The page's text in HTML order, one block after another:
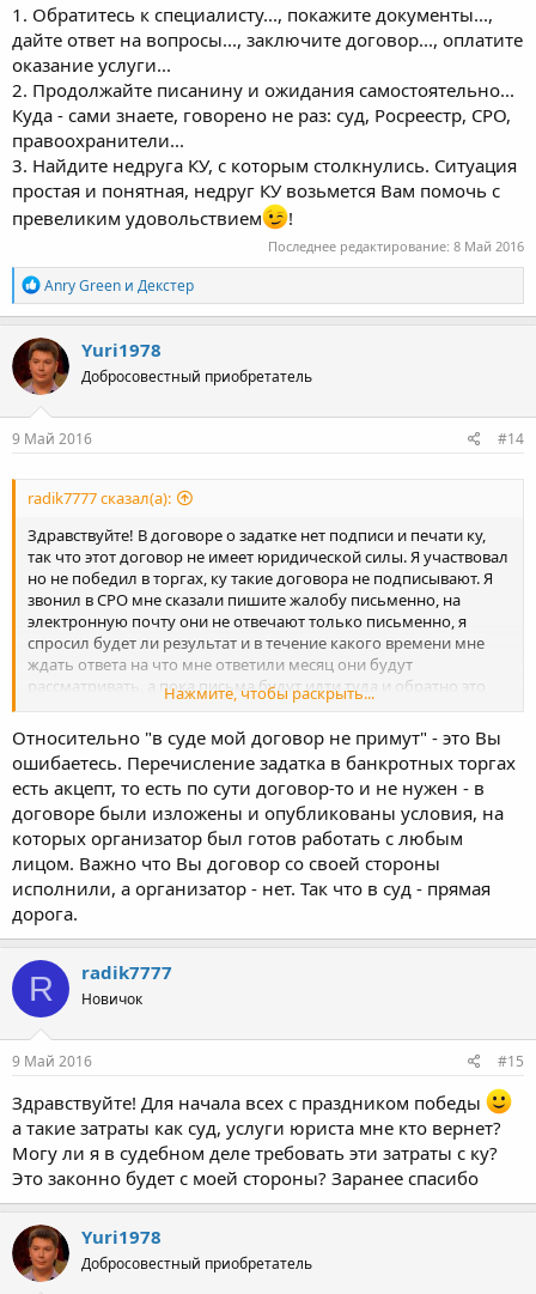
1. Обратитесь к специалисту..., покажите документы...,
дайте ответ на вопросы..., заключите договор..., оплатите
оказание услуги...
2. Продолжайте писанину и ожидания самостоятельно...
Куда - сами знаете, говорено не раз: суд, Росреестр, СРО,
правоохранители...
3. Найдите недруга КУ, с которым столкнулись. Ситуация
простая и понятная, недруг КУ возьмется Вам помочь с
превеликим удовольствием
!
Последнее редактирование: 8 Май 2016
Р
е
а
к
ц
и
и
:
Anry Green и Декстер
Yuri1978
Добросовестный приобретатель
9 Май 2016 #14
radik7777 сказал(а):
Здравствуйте! В договоре о задатке нет подписи и печати ку,
так что этот договор не имеет юридической силы. Я участвовал
но не победил в торгах, ку такие договора не подписывают. Я
звонил в СРО мне сказали пишите жалобу письменно, на
электронную почту они не отвечают только письменно, я
спросил будет ли результат и в течение какого времени мне
ждать ответа на что мне ответили месяц они будут
рассматривать, а пока письма будут идти туда и обратно это
около 2-3 недель. И получается мне задаток не вернули и
прошло более 3 месяцев и я опять должен ждать когда данное
СРО рассмотрит мою жалобу это плюс 1,5 месяца, так
получается? А можно как то это ускорить я так понимаю что
задаток могут возвращать до полугода если не год? В суде мои
договор не примут так как там нет подписи ку, а ку на связь не
выходит, на электронные письма не отвечает. СРО отказывают
мне дать телефон ку. Что мне делать? Помогите пожалуйста
Нажмите, чтобы раскрыть...
Относительно "в суде мой договор не примут" - это Вы
ошибаетесь. Перечисление задатка в банкротных торгах
есть акцепт, то есть по сути договор-то и не нужен - в
договоре были изложены и опубликованы условия, на
которых организатор был готов работать с любым
лицом. Важно что Вы договор со своей стороны
исполнили, а организатор - нет. Так что в суд - прямая
дорога.
R radik7777
Новичок
9 Май 2016 #15
Здравствуйте! Для начала всех с праздником победы
а такие затраты как суд, услуги юриста мне кто вернет?
Могу ли я в судебном деле требовать эти затраты с ку?
Это законно будет с моей стороны? Заранее спасибо
Yuri1978
Добросовестный приобретатель